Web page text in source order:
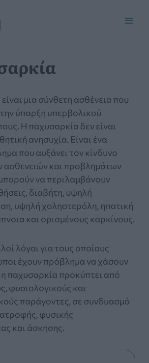
μια σύνθετη ασθένεια που
ύπαρξη υπερβολικού
Η παχυσαρκία δεν είναι
ανησυχία. Είναι ένα
που αυξάνει τον κίνδυνο
και προβλημάτων
να περιλαμβάνουν
διαβήτη, υψηλή
υψηλή χοληστερόλη, ηπατική
και ορισμένους καρκίνους.
λόγοι για τους οποίους
έχουν πρόβλημα να χάσουν
παχυσαρκία προκύπτει από
φυσιολογικούς και
παράγοντες, σε συνδυασμό
φυσικής
και άσκησης.